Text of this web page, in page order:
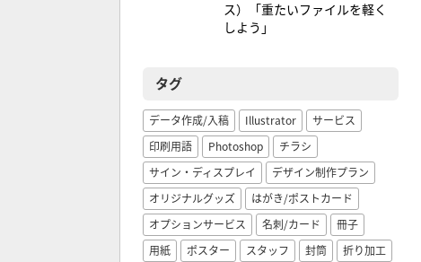
ス）「重たいファイルを軽く
しよう」
タグ
データ作成/入稿 Illustrator
サービス
印刷用語
Photoshop
チラシ
サイン・ディスプレイ
デザイン制作プラン
オリジナルグッズ
はがき/ポストカード
オプションサービス
名刺/カード
冊子
用紙
ポスター スタッフ 封筒
折り加工